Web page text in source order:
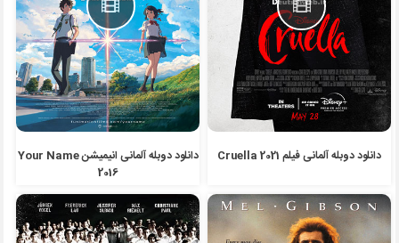
دانلود دوبله آلمانی فیلم Cruella 2021
دانلود دوبله آلمانی انیمیشن Your Name
2016